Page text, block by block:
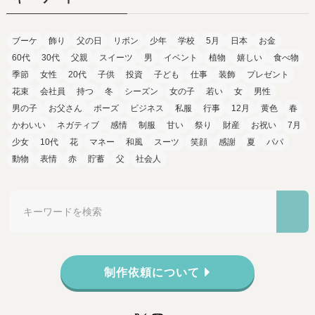
ブーケ 飾り 父の日 リボン 少年 学校 5月 日本
お金
60代
30代 父親 スイーツ 男 イベント 植物 嬉しい
食べ物
季節
女性 20代 子供 投資 子ども 仕事 装飾
プレゼント
花束
会社員 持つ 冬 シーズン 女の子 若い 女
男性
男の子
お父さん ポーズ ビジネス 私服 行事 12月 黄色
春
かわいい
ネガティブ 感情 制服 甘い 祭り 財産 お祝い
7月
少女
10代 花 マネー 和風 スーツ 笑顔 感謝 夏
パパ
動物
表情 赤 貯蓄 父 社会人
制作依頼について